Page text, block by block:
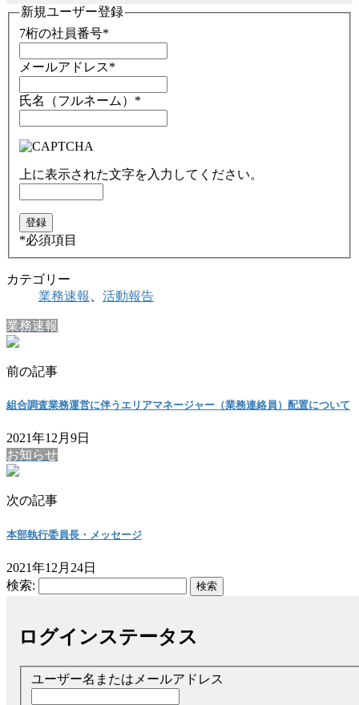
新規ユーザー登録
7桁の社員番号*
メールアドレス*
氏名（フルネーム） *
上に表示された文字を入力してください。
*必須項目
カテゴリー
業務速報
活動報告
業務速報
前の記事
組合調査業務運営に伴うエリアマネージャー（業務連絡員）配置について
2021年12月9日
お知らせ
次の記事
本部執行委員長・メッセージ
2021年12月24日
検索:
ログインステータス
ユーザー名またはメールアドレス